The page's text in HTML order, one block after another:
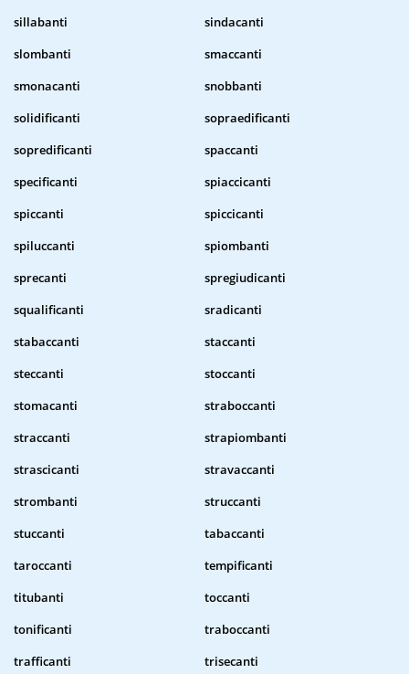
sillabanti
sindacanti
slombanti
smaccanti
smonacanti
snobbanti
solidificanti
sopraedificanti
sopredificanti
spaccanti
specificanti
spiaccicanti
spiccanti
spiccicanti
spiluccanti
spiombanti
sprecanti
spregiudicanti
squalificanti
sradicanti
stabaccanti
staccanti
steccanti
stoccanti
stomacanti
straboccanti
straccanti
strapiombanti
strascicanti
stravaccanti
strombanti
struccanti
stuccanti
tabaccanti
taroccanti
tempificanti
titubanti
toccanti
tonificanti
traboccanti
trafficanti
trisecanti